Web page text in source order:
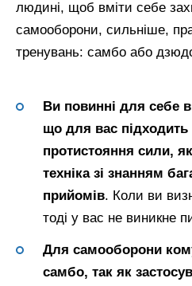
людині, щоб вміти себе
самооборони, сильніше,
тренувань: самбо або
Ви повинні для себе
що для вас
протистояння сили,
техніка зі знанням
прийомів. Коли ви
тоді у вас не виникне
Для самооборони
самбо, так як